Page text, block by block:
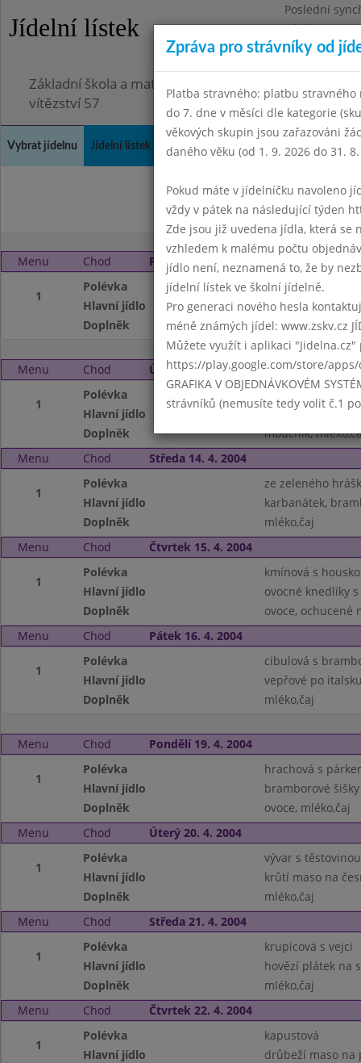
Jídelní lístek
Poslední
Pátek
Omezení
Základní škola a mateřská škola Chodov, Praha 4,
vítězství 57
Vybrat jídelnu Jídelní lístek Historie Kontakty a informace
Duben 2004
Menu Chod Pondělí 5. 4. 2004
1
Polévka
zelná s párkem
Hlavní jídlo
žemlovka s
Doplněk
mléko, čaj
Menu Chod Úterý 13. 4. 2004
1
Polévka
Hlavní jídlo
fazole na kyselo,
Doplněk
moučník,
Menu
Chod Středa 14. 4. 2004
1
Polévka
ze zeleného
Hlavní jídlo
karbanátek,
Doplněk
mléko,čaj
Menu
Chod Čtvrtek 15. 4. 2004
1
Polévka
kmínová s
Hlavní jídlo
ovocné knedlíky
Doplněk
ovoce, ochucené
Menu
Chod Pátek 16. 4. 2004
1
Polévka
cibulová s
Hlavní jídlo
vepřové po
Doplněk
mléko,čaj
Menu Chod Pondělí 19. 4. 2004
1
Polévka
hrachová s
Hlavní jídlo
bramborové
Doplněk
ovoce, mléko,čaj
Menu
Chod Úterý 20. 4. 2004
1
Polévka
vývar s těstovinou
Hlavní jídlo
krůtí maso na
Doplněk
mléko,čaj
Menu
Chod Středa 21. 4. 2004
1
Polévka
krupicová s vejci
Hlavní jídlo
hovězí plátek na
Doplněk
mléko,čaj
Menu
Chod Čtvrtek 22. 4. 2004
1
Polévka
kapustová
Hlavní jídlo
drůbeží maso na
Zpráva pro strávníky od
Platba stravného: platbu stravného
do 7. dne v měsíci dle kategorie
věkových skupin jsou zařazováni
daného věku (od 1. 9. 2026 do 31.
Pokud máte v jídelníčku navoleno
vždy v pátek na následující týden
Zde jsou již uvedena jídla, která se
vzhledem k malému počtu
jídlo není, neznamená to, že by
jídelní lístek ve školní jídelně.
Pro generaci nového hesla
méně známých jídel: www.zskv.cz
Můžete využít i aplikaci
https://play.google.com/store/
GRAFIKA V OBJEDNÁVKOVÉM
strávníků (nemusíte tedy volit č.1